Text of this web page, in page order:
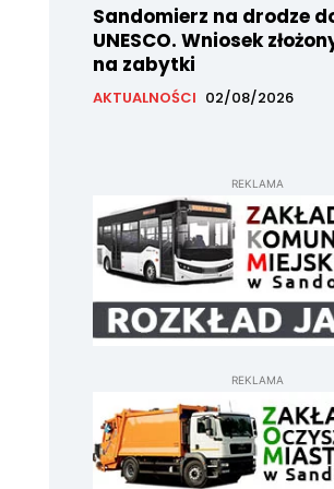
Sandomierz na drodze
UNESCO. Wniosek
na zabytki
AKTUALNOŚCI 02/08/2026
REKLAMA
REKLAMA